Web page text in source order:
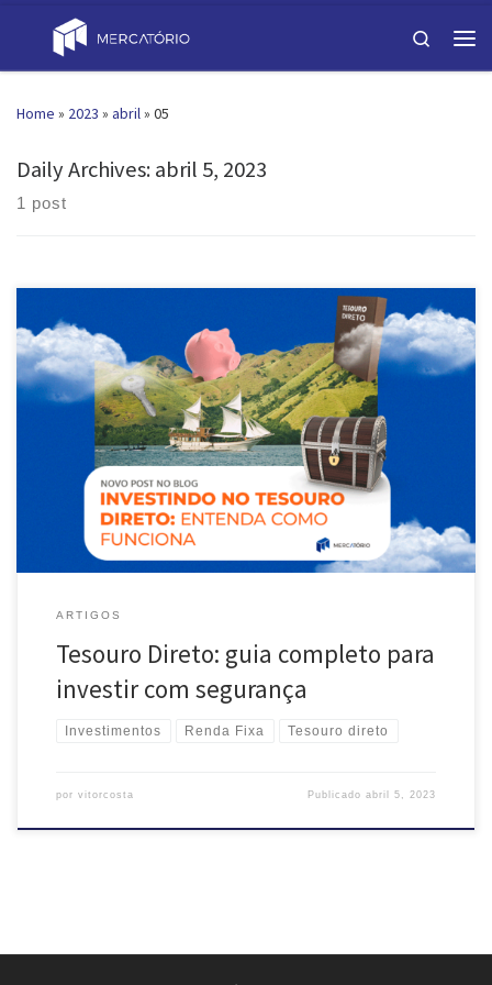
Skip to content
Search
Home » 2023 » abril» 05
Daily Archives:abril 5, 2023
1 post
Atualizado em 5 de abril de 2023 por natalia Investir no Tesouro Direto
pode ser uma opção interessante para quem busca uma forma segura
e rentável de aplicar seu dinheiro. No entanto, muitas pessoas ainda
têm dúvidas sobre como funciona esse tipo de investimento. O
mercado para negociar títulos do tesouro […]
ARTIGOS
Tesouro Direto: guia completo para
investir com segurança
Investimentos Renda Fixa Tesouro direto
por vitorcosta Publicadoabril 5, 2023